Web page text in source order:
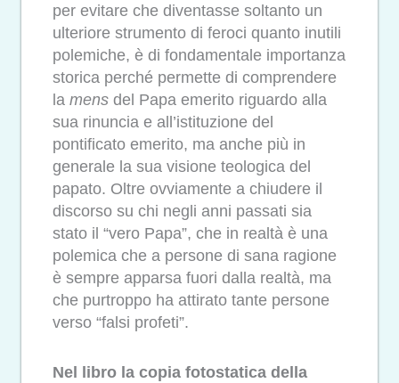
per evitare che diventasse soltanto un
ulteriore strumento di feroci quanto inutili
polemiche, è di fondamentale importanza
storica perché permette di comprendere
la mens del Papa emerito riguardo alla
sua rinuncia e all’istituzione del
pontificato emerito, ma anche più in
generale la sua visione teologica del
papato. Oltre ovviamente a chiudere il
discorso su chi negli anni passati sia
stato il “vero Papa”, che in realtà è una
polemica che a persone di sana ragione
è sempre apparsa fuori dalla realtà, ma
che purtroppo ha attirato tante persone
verso “falsi profeti”.
Nel libro la copia fotostatica della